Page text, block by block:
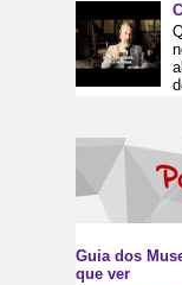
Guia dos
que ver